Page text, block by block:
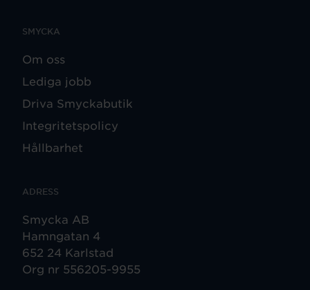
SMYCKA
Om oss
Lediga jobb
Driva Smyckabutik
Integritetspolicy
Hållbarhet
ADRESS
Smycka AB
Hamngatan 4
652 24 Karlstad
Org nr 556205-9955